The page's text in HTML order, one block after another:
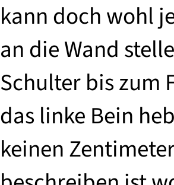
kann doch wohl
an die Wand
Schulter bis zum
das linke Bein
keinen